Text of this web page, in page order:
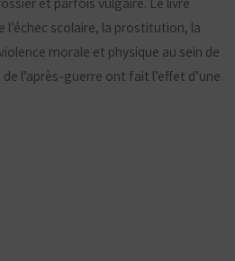
scolaire, la prostitution, la
morale et physique au sein de
l’après-guerre ont fait l’effet d’une